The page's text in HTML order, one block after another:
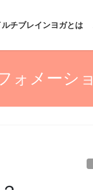
ルチブレインヨガとは
ォメーシ